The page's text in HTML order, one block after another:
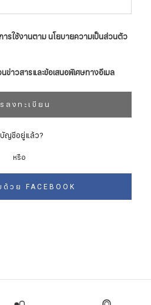
รใช้งานตาม นโยบายความเป็นส่วนตัว
าวสารและข้อเสนอพิเศษทางอีเมล
ลงทะเบียน
ญชีอยู่แล้ว?
หรือ
วย FACEBOOK